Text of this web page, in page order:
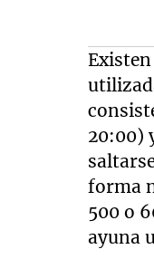
20:00)
forma
500 o
ayuna